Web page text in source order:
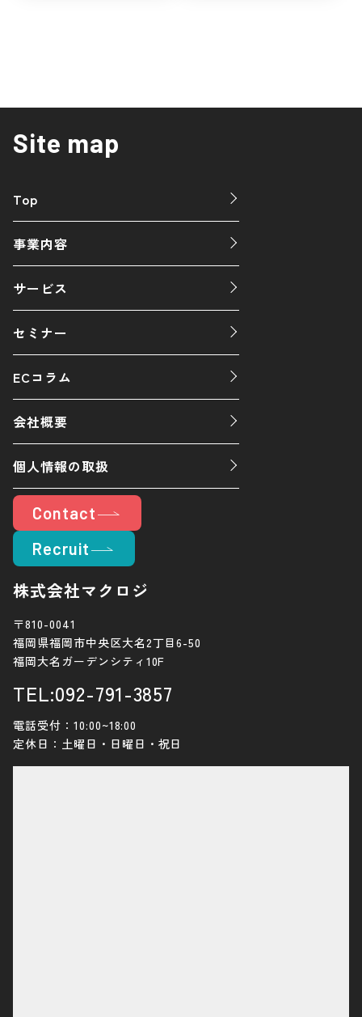
Site map
Top
事業内容
サービス
セミナー
ECコラム
会社概要
個人情報の取扱
Contact
Recruit
株式会社マクロジ
〒810-0041
福岡県福岡市中央区大名2丁目6-50
福岡大名ガーデンシティ10F
TEL:092-791-3857
電話受付：10:00~18:00
定休日：土曜日・日曜日・祝日